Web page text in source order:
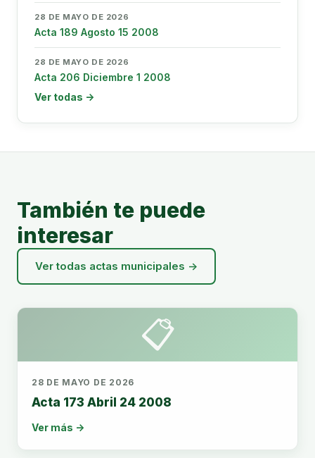
28 DE MAYO DE 2026
Acta 189 Agosto 15 2008
28 DE MAYO DE 2026
Acta 206 Diciembre 1 2008
Ver todas →
También te puede
interesar
Ver todas actas municipales →
📋
28 DE MAYO DE 2026
Acta 173 Abril 24 2008
Ver más →